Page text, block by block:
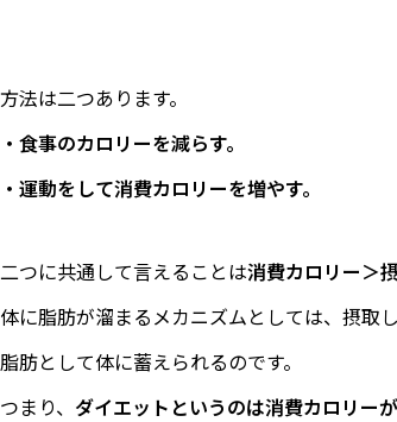
方法は二つあります。
・食事のカロリーを減らす。
・運動をして消費カロリーを増やす。
二つに共通して言えることは消費カロリー＞
体に脂肪が溜まるメカニズムとしては、摂取
脂肪として体に蓄えられるのです。
つまり、 ダイエットというのは消費カロリー